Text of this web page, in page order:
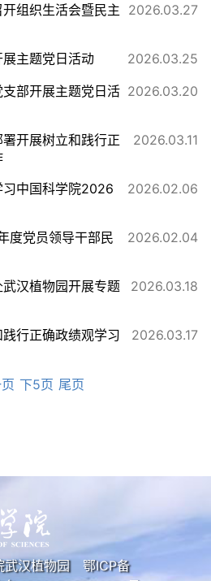
2026.03.27
组织生活会暨民主
2026.03.25
主题党日活动
2026.03.20
部开展主题党日活
2026.03.11
开展树立和践行正
2026.02.06
中国科学院2026
2026.02.04
度党员领导干部民
2026.03.18
汉植物园开展专题
2026.03.17
行正确政绩观学习
下5页 尾页
武汉植物园 鄂ICP备